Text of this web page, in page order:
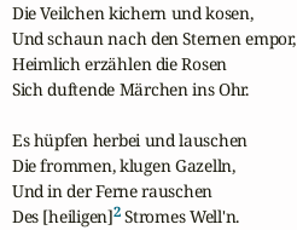
Die Veilchen kichern und kosen,
Und schaun nach den Sternen empor,
Heimlich erzählen die Rosen
Sich duftende Märchen ins Ohr.
Es hüpfen herbei und lauschen
Die frommen, klugen Gazelln,
Und in der Ferne rauschen
Des [heiligen]2 Stromes Well'n.